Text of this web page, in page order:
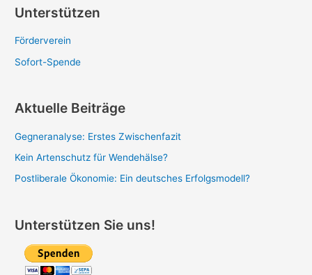
Unterstützen
Förderverein
Sofort-Spende
Aktuelle Beiträge
Gegneranalyse: Erstes Zwischenfazit
Kein Artenschutz für Wendehälse?
Postliberale Ökonomie: Ein deutsches Erfolgsmodell?
Unterstützen Sie uns!